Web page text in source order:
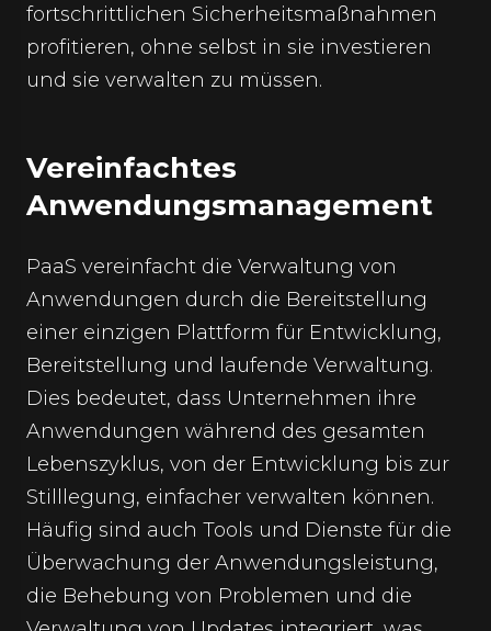
fortschrittlichen Sicherheitsmaßnahmen
profitieren, ohne selbst in sie investieren
und sie verwalten zu müssen.
Vereinfachtes
Anwendungsmanagement
PaaS vereinfacht die Verwaltung von
Anwendungen durch die Bereitstellung
einer einzigen Plattform für Entwicklung,
Bereitstellung und laufende Verwaltung.
Dies bedeutet, dass Unternehmen ihre
Anwendungen während des gesamten
Lebenszyklus, von der Entwicklung bis zur
Stilllegung, einfacher verwalten können.
Häufig sind auch Tools und Dienste für die
Überwachung der Anwendungsleistung,
die Behebung von Problemen und die